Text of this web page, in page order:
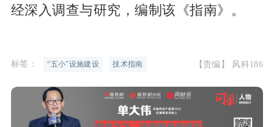
经深入调查与研究，编制该《指南》。
标签： “五小”设施建设 技术指南 【责编】 风科186